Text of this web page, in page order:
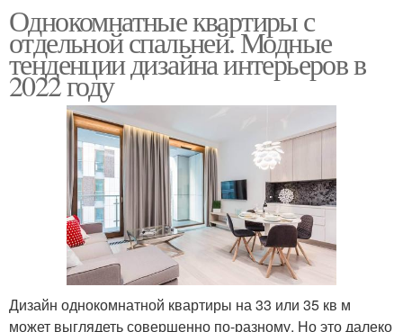
Однокомнатные квартиры с
отдельной спальней. Модные
тенденции дизайна интерьеров в
2022 году
Дизайн однокомнатной квартиры на 33 или 35 кв м
может выглядеть совершенно по-разному. Но это далеко